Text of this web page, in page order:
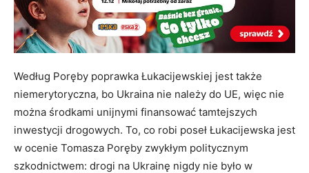
Według Poręby poprawka Łukacijewskiej jest także
niemerytoryczna, bo Ukraina nie należy do UE, więc nie
można środkami unijnymi finansować tamtejszych
inwestycji drogowych. To, co robi poseł Łukacijewska jest
w ocenie Tomasza Poręby zwykłym politycznym
szkodnictwem: drogi na Ukrainę nigdy nie było w